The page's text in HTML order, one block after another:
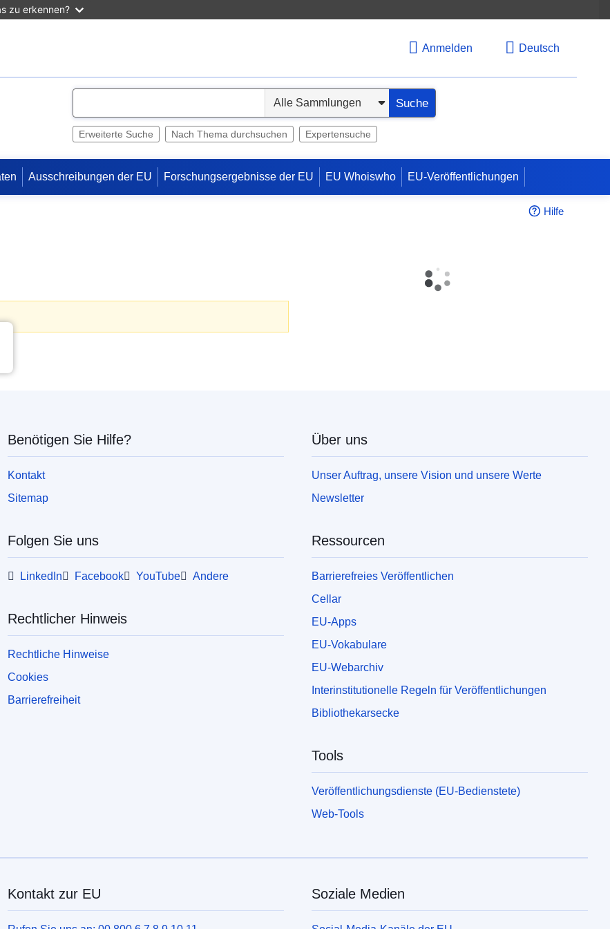
zu erkennen?
Anmelden Deutsch
e
Suche
Erweiterte Suche Nach Thema durchsuchen Expertensuche
Ausschreibungen der EU Forschungsergebnisse der EU EU Whoiswho EU-Veröffentlichungen
Hilfe
Benötigen Sie Hilfe?
Kontakt
Sitemap
Folgen Sie uns
LinkedIn Facebook YouTube Andere
Rechtlicher Hinweis
Rechtliche Hinweise
Cookies
Barrierefreiheit
Über uns
Unser Auftrag, unsere Vision und unsere Werte
Newsletter
Ressourcen
Barrierefreies Veröffentlichen
Cellar
EU-Apps
EU-Vokabulare
EU-Webarchiv
Interinstitutionelle Regeln für Veröffentlichungen
Bibliothekarsecke
Tools
Veröffentlichungsdienste (EU-Bedienstete)
Web-Tools
Kontakt zur EU Soziale Medien